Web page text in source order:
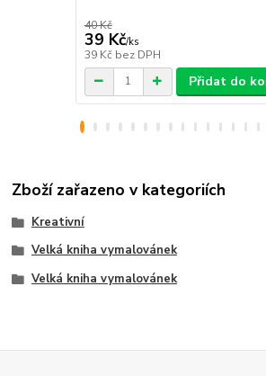
40 Kč
39 Kč/ks
39 Kč bez DPH
Přidat do
Zboží zařazeno v kategoriích
Kreativní
Velká kniha vymalovánek
Velká kniha vymalovánek